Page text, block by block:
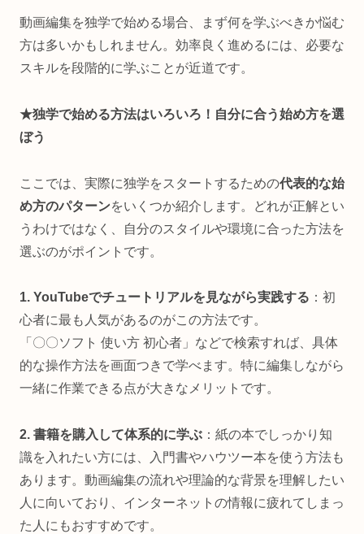
動画編集を独学で始める場合、まず何を学ぶべきか悩む
方は多いかもしれません。効率良く進めるには、必要な
スキルを段階的に学ぶことが近道です。
★独学で始める方法はいろいろ！自分に合う始め方を選
ぼう
ここでは、実際に独学をスタートするための代表的な始
め方のパターンをいくつか紹介します。どれが正解とい
うわけではなく、自分のスタイルや環境に合った方法を
選ぶのがポイントです。
1. YouTubeでチュートリアルを見ながら実践する ：初
心者に最も人気があるのがこの方法です。
「〇〇ソフト 使い方 初心者」などで検索すれば、具体
的な操作方法を画面つきで学べます。特に編集しながら
一緒に作業できる点が大きなメリットです。
2. 書籍を購入して体系的に学ぶ ：紙の本でしっかり知
識を入れたい方には、入門書やハウツー本を使う方法も
あります。動画編集の流れや理論的な背景を理解したい
人に向いており、インターネットの情報に疲れてしまっ
た人にもおすすめです。